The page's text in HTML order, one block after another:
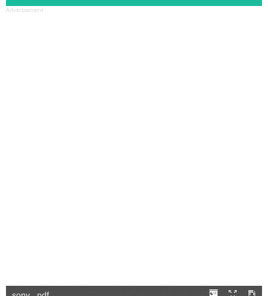
Advertisement